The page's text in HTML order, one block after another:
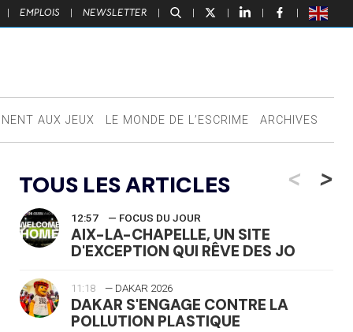
| EMPLOIS | NEWSLETTER | | | | |
AUX JEUX LE MONDE DE L’ESCRIME ARCHIVES
TOUS LES ARTICLES <
12:57 — FOCUS DU JOUR
AIX-LA-CHAPELLE, UN SITE
D'EXCEPTION QUI RÊVE DES JO
11:18 — DAKAR 2026
DAKAR S'ENGAGE CONTRE LA
POLLUTION PLASTIQUE
>